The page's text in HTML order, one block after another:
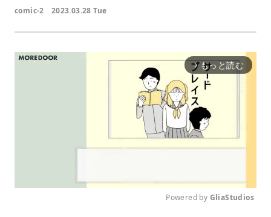
comic-2 2023.03.28 Tue
arrow_forward_ios もっと読む
Powered by GliaStudios